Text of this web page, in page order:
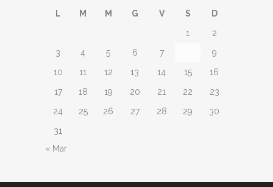
L M M G V S
D
1
2
3
4 5 6 7
9
10
11 12 13 14 15
16
17
18 19 20 21 22
23
24
25 26 27 28 29
30
31
« Mar